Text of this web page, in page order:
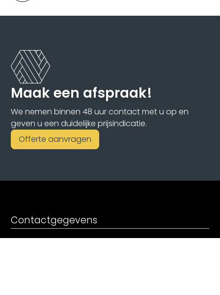
Maak een afspraak!
We nemen binnen 48 uur contact met u op en
geven u een duidelijke prijsindicatie.
Offerte aanvragen
Contactgegevens